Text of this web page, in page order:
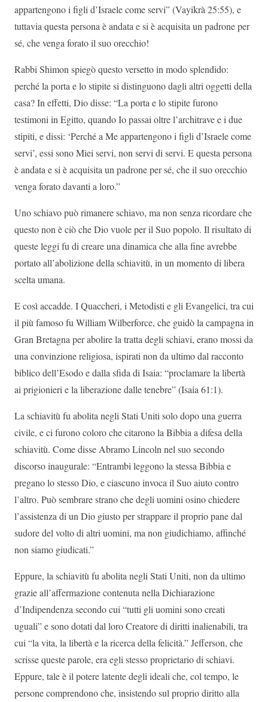
appartengono i figli d’Israele come servi” (Vayikrà 25:55), e
tuttavia questa persona è andata e si è acquisita un padrone per
sé, che venga forato il suo orecchio!
Rabbi Shimon spiegò questo versetto in modo splendido:
perché la porta e lo stipite si distinguono dagli altri oggetti della
casa? In effetti, Dio disse: “La porta e lo stipite furono
testimoni in Egitto, quando Io passai oltre l’architrave e i due
stipiti, e dissi: ‘Perché a Me appartengono i figli d’Israele come
servi’, essi sono Miei servi, non servi di servi. E questa persona
è andata e si è acquisita un padrone per sé, che il suo orecchio
venga forato davanti a loro.”
Uno schiavo può rimanere schiavo, ma non senza ricordare che
questo non è ciò che Dio vuole per il Suo popolo. Il risultato di
queste leggi fu di creare una dinamica che alla fine avrebbe
portato all’abolizione della schiavitù, in un momento di libera
scelta umana.
E così accadde. I Quaccheri, i Metodisti e gli Evangelici, tra cui
il più famoso fu William Wilberforce, che guidò la campagna in
Gran Bretagna per abolire la tratta degli schiavi, erano mossi da
una convinzione religiosa, ispirati non da ultimo dal racconto
biblico dell’Esodo e dalla sfida di Isaia: “proclamare la libertà
ai prigionieri e la liberazione dalle tenebre” (Isaia 61:1).
La schiavitù fu abolita negli Stati Uniti solo dopo una guerra
civile, e ci furono coloro che citarono la Bibbia a difesa della
schiavitù. Come disse Abramo Lincoln nel suo secondo
discorso inaugurale: “Entrambi leggono la stessa Bibbia e
pregano lo stesso Dio, e ciascuno invoca il Suo aiuto contro
l’altro. Può sembrare strano che degli uomini osino chiedere
l’assistenza di un Dio giusto per strappare il proprio pane dal
sudore del volto di altri uomini, ma non giudichiamo, affinché
non siamo giudicati.”
Eppure, la schiavitù fu abolita negli Stati Uniti, non da ultimo
grazie all’affermazione contenuta nella Dichiarazione
d’Indipendenza secondo cui “tutti gli uomini sono creati
uguali” e sono dotati dal loro Creatore di diritti inalienabili, tra
cui “la vita, la libertà e la ricerca della felicità.” Jefferson, che
scrisse queste parole, era egli stesso proprietario di schiavi.
Eppure, tale è il potere latente degli ideali che, col tempo, le
persone comprendono che, insistendo sul proprio diritto alla